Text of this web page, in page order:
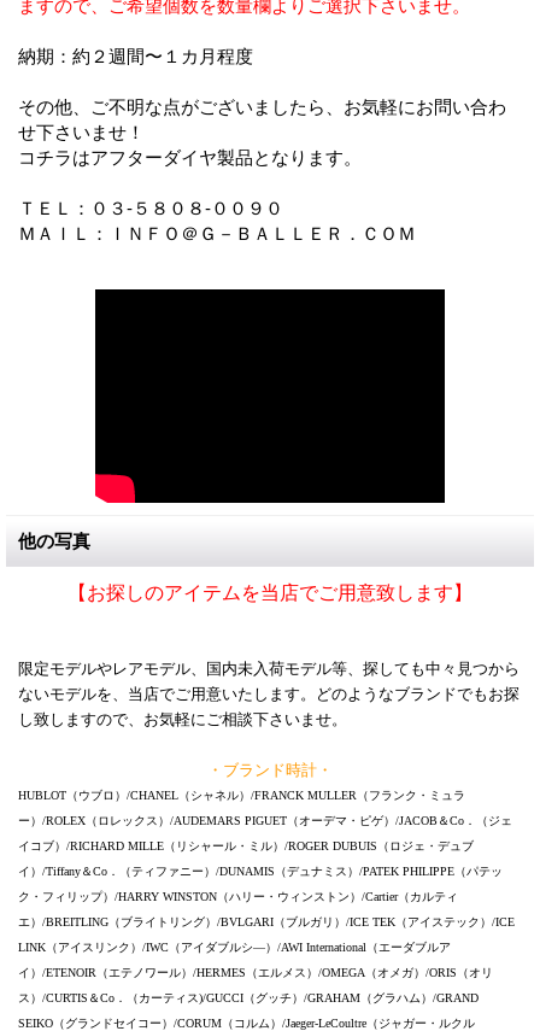
ますので、ご希望個数を数量欄よりご選択下さいませ。
納期：約２週間〜１カ月程度
その他、ご不明な点がございましたら、お気軽にお問い合わ
せ下さいませ！
コチラはアフターダイヤ製品となります。
ＴＥＬ：０３-５８０８-００９０
ＭＡＩＬ：ＩＮＦＯ＠Ｇ－ＢＡＬＬＥＲ．ＣＯＭ
他の写真
【お探しのアイテムを当店でご用意致します】
限定モデルやレアモデル、国内未入荷モデル等、探しても中々見つから
ないモデルを、当店でご用意いたします。どのようなブランドでもお探
し致しますので、お気軽にご相談下さいませ。
・ブランド時計・
HUBLOT（ウブロ）/CHANEL（シャネル）/FRANCK MULLER（フランク・ミュラ
ー）/ROLEX（ロレックス）/AUDEMARS PIGUET（オーデマ・ピゲ）/JACOB＆Co．（ジェ
イコブ）/RICHARD MILLE（リシャール・ミル）/ROGER DUBUIS（ロジェ・デュブ
イ）/Tiffany＆Co．（ティファニー）/DUNAMIS（デュナミス）/PATEK PHILIPPE（パテッ
ク・フィリップ）/HARRY WINSTON（ハリー・ウィンストン）/Cartier（カルティ
エ）/BREITLING（ブライトリング）/BVLGARI（ブルガリ）/ICE TEK（アイステック）/ICE
LINK（アイスリンク）/IWC（アイダブルシ―）/AWI International（エーダブルア
イ）/ETENOIR（エテノワール）/HERMES（エルメス）/OMEGA（オメガ）/ORIS（オリ
ス）/CURTIS＆Co．（カーティス)/GUCCI（グッチ）/GRAHAM（グラハム）/GRAND
SEIKO（グランドセイコー）/CORUM（コルム）/Jaeger-LeCoultre（ジャガー・ルクル